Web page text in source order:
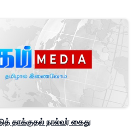
தாக்குதல் நால்வர் கைது